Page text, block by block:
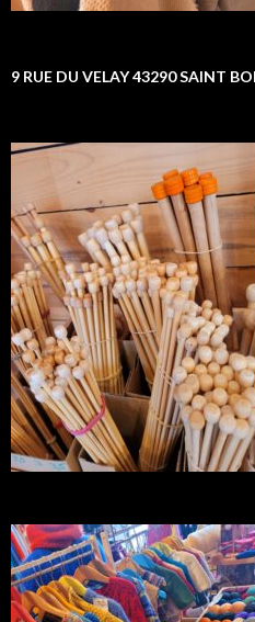
9 RUE DU VELAY 43290 SAINT